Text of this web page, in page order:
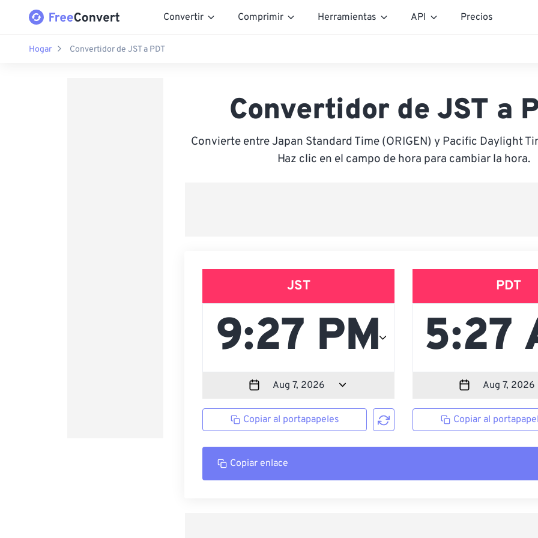
Convertir Comprimir Herramientas API Precios
Hogar Convertidor de JST a PDT
Convertidor de JST a
Convierte entre Japan Standard Time (ORIGEN) y Pacific Daylight
Haz clic en el campo de hora para cambiar la hora.
JST
Copiar al portapapeles
PDT
Copiar al
Copiar enlace